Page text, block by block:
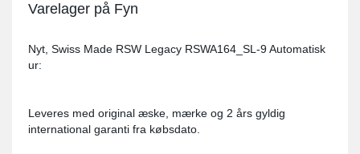
Varelager på Fyn
Nyt, Swiss Made RSW Legacy RSWA164_SL-9 Automatisk
ur:
Leveres med original æske, mærke og 2 års gyldig
international garanti fra købsdato.